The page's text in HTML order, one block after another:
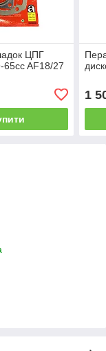
ЦПГ
65cc AF18/27
1